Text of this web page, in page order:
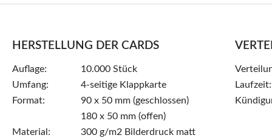
HERSTELLUNG DER CARDS
Auflage:
Umfang:
Format:
Material:
10.000 Stück
4-seitige Klappkarte
90 x 50 mm (geschlossen)
180 x 50 mm (offen)
300 g/m2 Bilderdruck matt
Laufzeit: